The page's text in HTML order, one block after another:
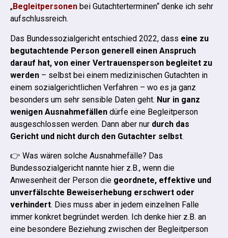
„Begleitpersonen bei Gutachterterminen“ denke ich sehr
aufschlussreich.
Das Bundessozialgericht entschied 2022, dass eine zu
begutachtende Person generell einen Anspruch
darauf hat, von einer Vertrauensperson begleitet zu
werden – selbst bei einem medizinischen Gutachten in
einem sozialgerichtlichen Verfahren – wo es ja ganz
besonders um sehr sensible Daten geht. Nur in ganz
wenigen Ausnahmefällen dürfe eine Begleitperson
ausgeschlossen werden. Dann aber nur durch das
Gericht und nicht durch den Gutachter selbst.
👉 Was wären solche Ausnahmefälle? Das
Bundessozialgericht nannte hier z.B., wenn die
Anwesenheit der Person die geordnete, effektive und
unverfälschte Beweiserhebung erschwert oder
verhindert. Dies muss aber in jedem einzelnen Falle
immer konkret begründet werden. Ich denke hier z.B. an
eine besondere Beziehung zwischen der Begleitperson